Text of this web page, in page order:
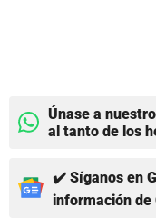
Únase a
al tanto de los
✔️ Síganos en
información de